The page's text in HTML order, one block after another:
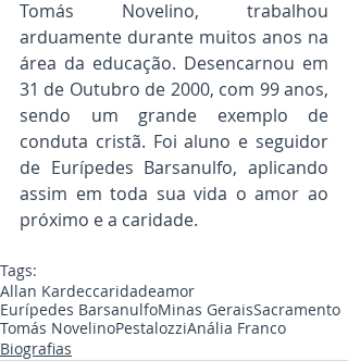
Tomás Novelino, trabalhou
arduamente durante muitos anos na
área da educação. Desencarnou em
31 de Outubro de 2000, com 99 anos,
sendo um grande exemplo de
conduta cristã. Foi aluno e seguidor
de Eurípedes Barsanulfo, aplicando
assim em toda sua vida o amor ao
próximo e a caridade.
Tags:
Allan Kardeccaridadeamor
Eurípedes BarsanulfoMinas GeraisSacramento
Tomás NovelinoPestalozziAnália Franco
Biografias